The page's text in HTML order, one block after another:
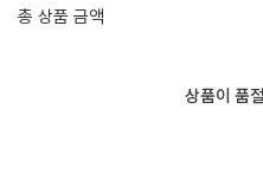
총 상품 금액
상품이 품